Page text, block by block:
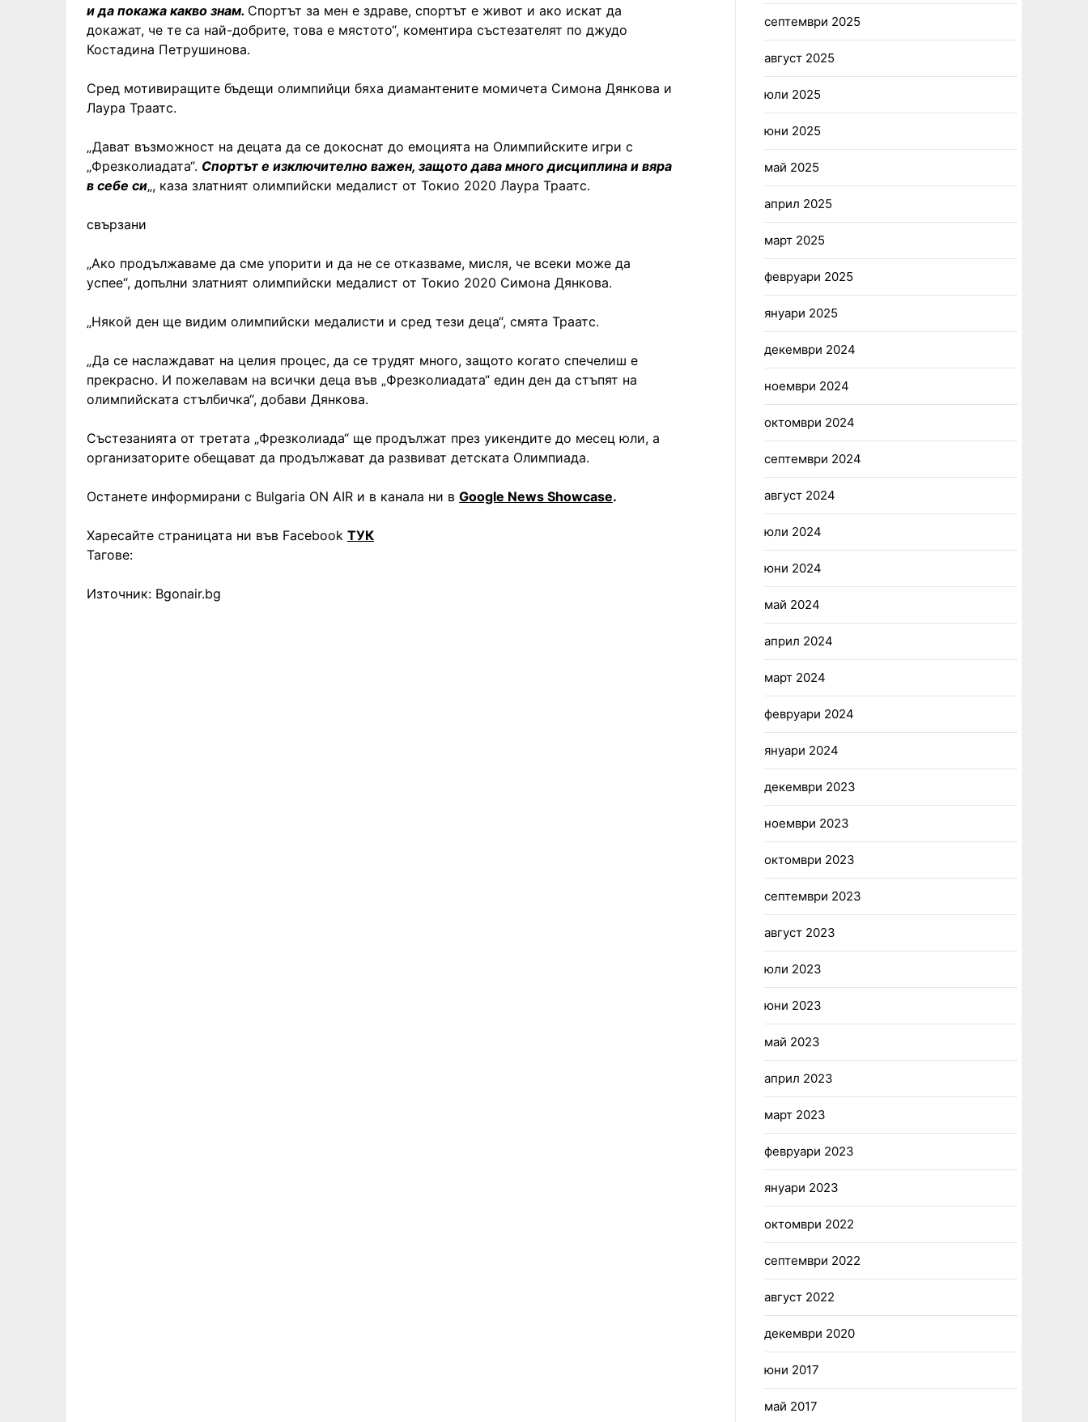
и да покажа какво знам. Спортът за мен е здраве, спортът е живот и ако искат да
докажат, че те са най-добрите, това е мястото“, коментира състезателят по джудо
Костадина Петрушинова.
Сред мотивиращите бъдещи олимпийци бяха диамантените момичета Симона Дянкова и
Лаура Траатс.
„Дават възможност на децата да се докоснат до емоцията на Олимпийските игри с
„Фрезколиадата“. Спортът е изключително важен, защото дава много дисциплина и вяра
в себе си„, каза златният олимпийски медалист от Токио 2020 Лаура Траатс.
свързани
„Ако продължаваме да сме упорити и да не се отказваме, мисля, че всеки може да
успее“, допълни златният олимпийски медалист от Токио 2020 Симона Дянкова.
„Някой ден ще видим олимпийски медалисти и сред тези деца“, смята Траатс.
„Да се наслаждават на целия процес, да се трудят много, защото когато спечелиш е
прекрасно. И пожелавам на всички деца във „Фрезколиадата“ един ден да стъпят на
олимпийската стълбичка“, добави Дянкова.
Състезанията от третата „Фрезколиада“ ще продължат през уикендите до месец юли, а
организаторите обещават да продължават да развиват детската Олимпиада.
Останете информирани с Bulgaria ON AIR и в канала ни в Google News Showcase.
Харесайте страницата ни във Facebook ТУК
Тагове:
Източник: Bgonair.bg
септември 2025
август 2025
юли 2025
юни 2025
май 2025
април 2025
март 2025
февруари 2025
януари 2025
декември 2024
ноември 2024
октомври 2024
септември 2024
август 2024
юли 2024
юни 2024
май 2024
април 2024
март 2024
февруари 2024
януари 2024
декември 2023
ноември 2023
октомври 2023
септември 2023
август 2023
юли 2023
юни 2023
май 2023
април 2023
март 2023
февруари 2023
януари 2023
октомври 2022
септември 2022
август 2022
декември 2020
юни 2017
май 2017